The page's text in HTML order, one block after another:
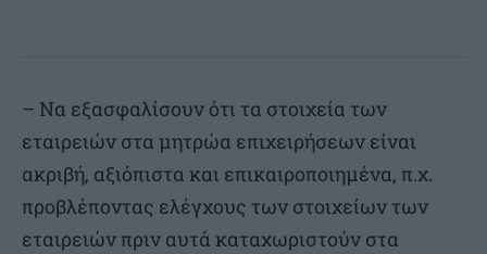
– Να εξασφαλίσουν ότι τα στοιχεία των
εταιρειών στα μητρώα επιχειρήσεων είναι
ακριβή, αξιόπιστα και επικαιροποιημένα, π.χ.
προβλέποντας ελέγχους των στοιχείων των
εταιρειών πριν αυτά καταχωριστούν στα